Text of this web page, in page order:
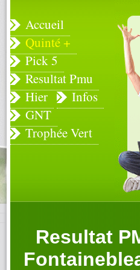
Accueil
Quinté +
Pick 5
Resultat Pmu
Hier
Infos
GNT
Trophée Vert
Resultat